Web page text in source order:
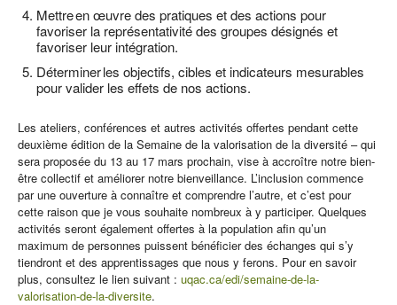
Mettre en œuvre des pratiques et des actions pour
favoriser la représentativité des groupes désignés et
favoriser leur intégration.
Déterminer les objectifs, cibles et indicateurs mesurables
pour valider les effets de nos actions.
Les ateliers, conférences et autres activités offertes pendant cette
deuxième édition de la Semaine de la valorisation de la diversité – qui
sera proposée du 13 au 17 mars prochain, vise à accroître notre bien-
être collectif et améliorer notre bienveillance. L’inclusion commence
par une ouverture à connaître et comprendre l’autre, et c’est pour
cette raison que je vous souhaite nombreux à y participer. Quelques
activités seront également offertes à la population afin qu’un
maximum de personnes puissent bénéficier des échanges qui s’y
tiendront et des apprentissages que nous y ferons. Pour en savoir
plus, consultez le lien suivant : uqac.ca/edi/semaine-de-la-
valorisation-de-la-diversite.